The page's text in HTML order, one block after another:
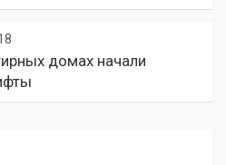
домах начали